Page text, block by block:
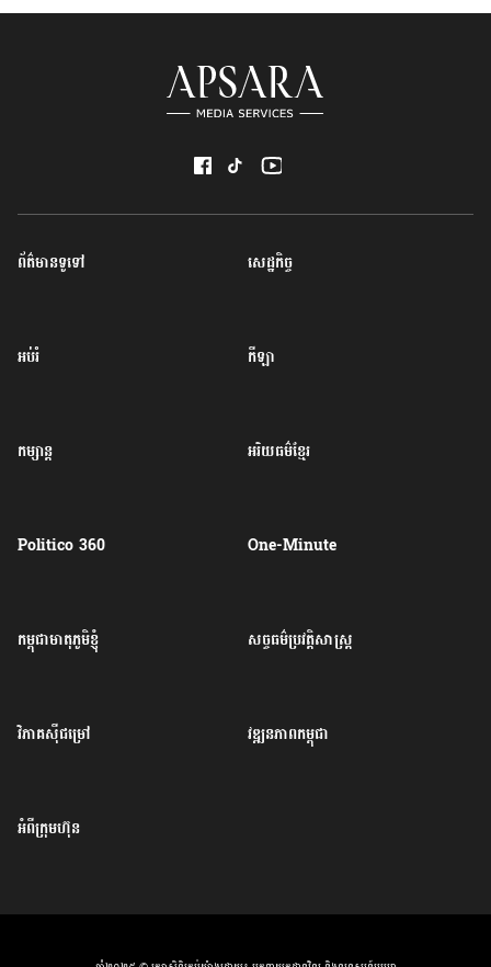
ព័ត៌មានទូទៅ សេដ្ឋកិច្ច
អប់រំ កីឡា
កម្សាន្ត អរិយធម៌ខ្មែរ
Politico 360 One-Minute
កម្ពុជាមាតុភូមិខ្ញុំ សច្ចធម៌ប្រវត្តិសាស្ត្រ
វិភាគសុីជម្រៅ វឌ្ឍនភាពកម្ពុជា
អំពីក្រុមហ៊ុន